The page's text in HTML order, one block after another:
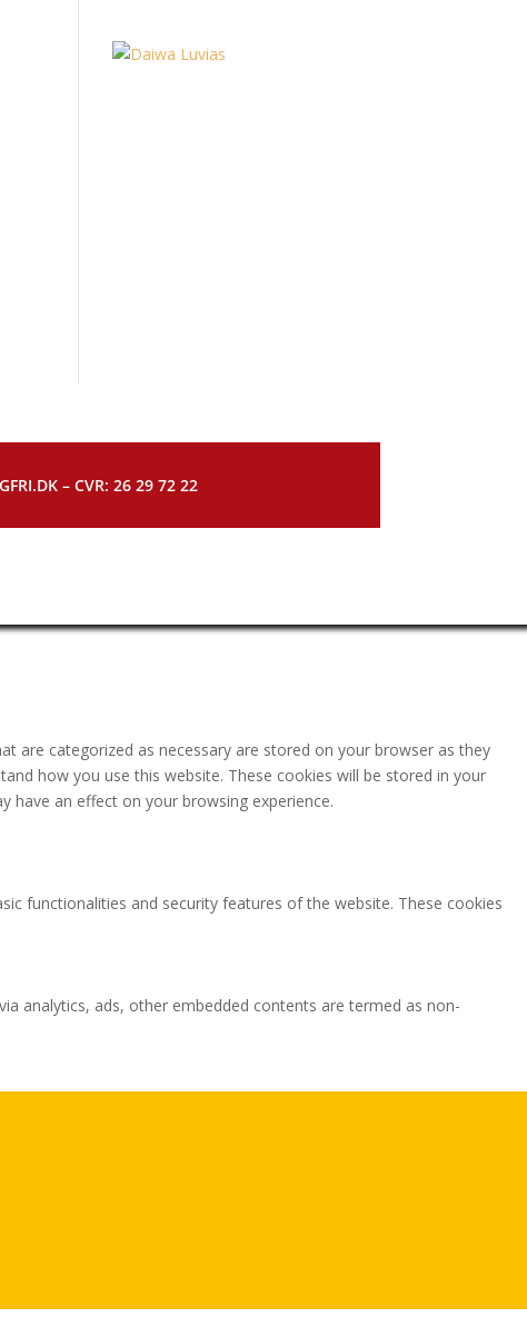
– CVR: 26 29 72 22
are categorized as necessary are stored on your browser as they
how you use this website. These cookies will be stored in your
an effect on your browsing experience.
functionalities and security features of the website. These cookies
analytics, ads, other embedded contents are termed as non-